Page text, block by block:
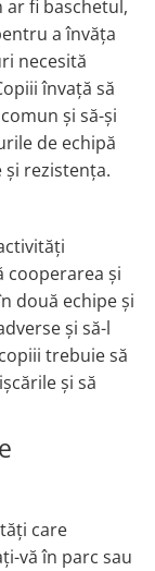
ar fi baschetul,
a învăța
necesită
învață să
și să-și
de echipă
și rezistența.
cooperarea și
două echipe și
și să-l
trebuie să
și să
care
vă în parc sau